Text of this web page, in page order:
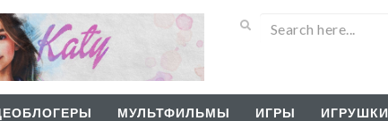
МУЛЬТФИЛЬМЫ ИГРЫ ИГРУШКИ